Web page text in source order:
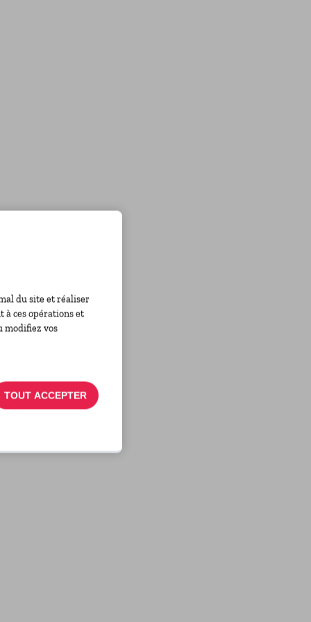
du site et réaliser
à ces opérations et
modifiez vos
TOUT ACCEPTER